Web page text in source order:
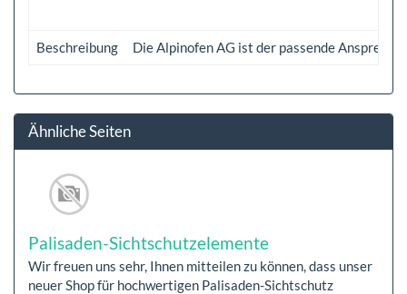
Beschreibung Die Alpinofen AG ist der passende
Ähnliche Seiten
Palisaden-Sichtschutzelemente
Wir freuen uns sehr, Ihnen mitteilen zu können, dass unser
neuer Shop für hochwertigen Palisaden-Sichtschutz